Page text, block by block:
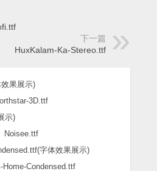
下一篇
HuxKalam-Ka-Stereo.ttf
3D.ttf
Noisee.ttf
Home-Condensed.ttf